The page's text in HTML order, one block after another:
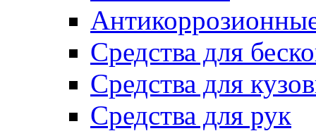
Средства для
Средства для
Средства для рук